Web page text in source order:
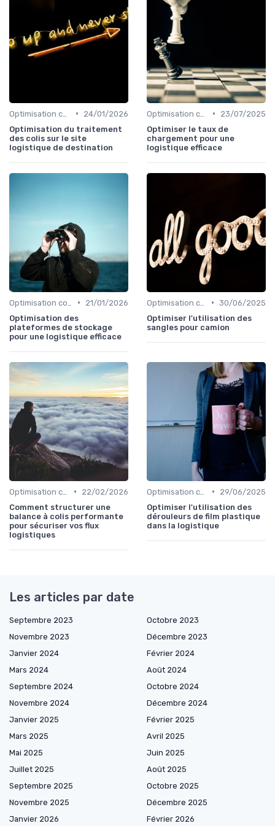
•
24/01/2026
Optimisation du traitement
des colis sur le site
logistique de destination
•
23/07/2025
Optimiser le taux de
chargement pour une
logistique efficace
•
21/01/2026
Optimisation des
plateformes de stockage
pour une logistique efficace
• 30/06/2025
Optimiser l'utilisation des
sangles pour camion
•
22/02/2026
Comment structurer une
balance à colis performante
pour sécuriser vos flux
logistiques
•
29/06/2025
Optimiser l'utilisation des
dérouleurs de film plastique
dans la logistique
Les articles par date
Septembre 2023
Octobre 2023
Novembre 2023
Décembre 2023
Janvier 2024
Février 2024
Mars 2024
Août 2024
Septembre 2024
Octobre 2024
Novembre 2024
Décembre 2024
Janvier 2025
Février 2025
Mars 2025
Avril 2025
Mai 2025
Juin 2025
Juillet 2025
Août 2025
Septembre 2025
Octobre 2025
Novembre 2025
Décembre 2025
Janvier 2026
Février 2026